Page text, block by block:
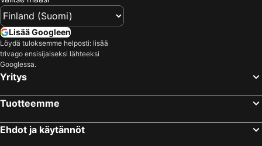
Mengwi, bed and breakfasts
Lisää Googleen
Löydä tuloksemme helposti: lisää
trivago ensisijaiseksi lähteeksi
Googlessa.
Yritys
Tuotteemme
Ehdot ja käytännöt